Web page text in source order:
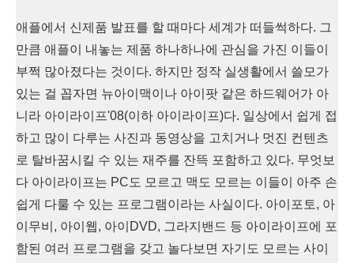
애플에서 신제품 발표를 할 때마다 세계가 떠들썩하다. 그
만큼 애플이 내놓는 제품 하나하나에 관심을 가진 이들이
부쩍 많아졌다는 것이다. 하지만 정작 실생활에서 쓸모가
있는 걸 꼽자면 뉴아이맥이나 아이팟 같은 하드웨어가 아
니라 아이라이프'08(이하 아이라이프)다. 일상에서 쉽게 접
하고 많이 다루는 사진과 동영상을 고치거나 멋진 컨텐츠
로 탈바꿈시킬 수 있는 재주를 잔뜩 포함하고 있다. 무엇보
다 아이라이프는 PC도 모르고 맥도 모르는 이들이 아주 손
쉽게 다룰 수 있는 프로그램이라는 사실이다. 아이포토, 아
이무비, 아이웹, 아이DVD, 그라지밴드 등 아이라이프에 포
함된 여러 프로그램을 갖고 놀다보면 자기도 모르는 사이